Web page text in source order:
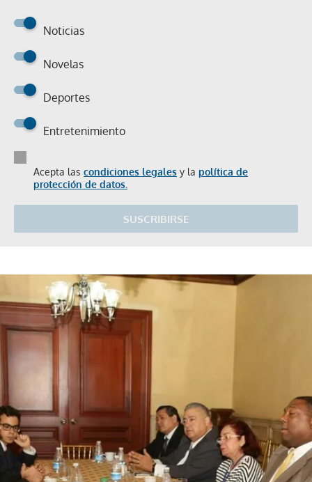
Noticias
Novelas
Deportes
Entretenimiento
Acepta las condiciones legales y la política de
protección de datos.
SUSCRIBIRSE